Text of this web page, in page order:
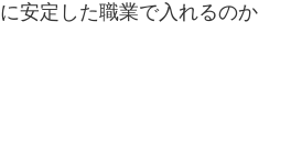
安定した職業で入れるのか